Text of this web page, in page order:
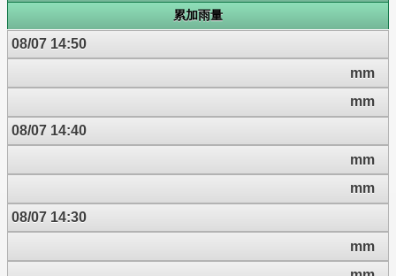
累加雨量
08/07 14:50
mm
mm
08/07 14:40
mm
mm
08/07 14:30
mm